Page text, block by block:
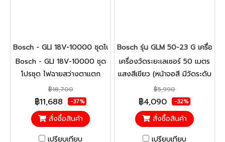
Bosch - GLI 18V-10000 ชุดโปรชุด ไฟฉายสว่างตาแตก 10,000 ลู
Bosch - GLI 18V-10000 ชุด
โปรชุด ไฟฉายสว่างตาแตก
10,000 ลูเมน ขาตั้งสามขา
ขนาดรูเกลียว 5/8 นิ้ว แบบครบ
ชุดพร้อมใช้งาน
฿18,700
฿11,688 -37%
สั่งซื้อสินค้า
เปรียบเทียบ
Bosch รุ่น GLM 50-23 G เครื่องวั
เครื่องวัดระยะเลเซอร์ 50 เมตร
แสงสีเขียว (หน้าจอสี มีวัดระดับ
องศาในตัว) ทนทานเป็นเลิศ:
เครื่องวัดระยะด้วยเลเซอร์แบบทู
อินวันมาพร้อมเลเซอร์แสงสี
เขียวสำหรับไซต์งานที่ยากต่อการ
ควบคุม
฿5,990
฿4,090 -32%
สั่งซื้อสินค้า
เปรียบเทียบ